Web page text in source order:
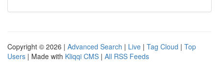
Copyright © 2026 | Advanced Search | Live | Tag Cloud | Top
Users | Made with Kliqqi CMS | All RSS Feeds